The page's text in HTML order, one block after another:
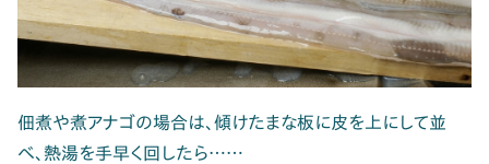
佃煮や煮アナゴの場合は、傾けたまな板に皮を上にして並
べ、熱湯を手早く回したら……